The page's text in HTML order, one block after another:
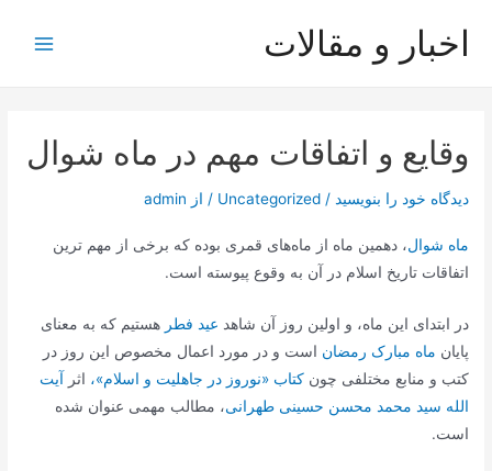
اخبار و مقالات
وقایع و اتفاقات مهم در ماه شوال
دیدگاه‌ خود را بنویسید /
Uncategorized / از admin
ماه شوال، دهمین ماه از ماه‌های قمری بوده که برخی از مهم ترین
اتفاقات تاریخ اسلام در آن به وقوع پیوسته است.
در ابتدای این ماه، و اولین روز آن شاهد عید فطر هستیم که به معنای
پایان ماه مبارک رمضان است و در مورد اعمال مخصوص این روز در
کتب و منابع مختلفی چونکتاب «نوروز در جاهلیت و اسلام»، اثر آیت
الله سید محمد محسن حسینی طهرانی، مطالب مهمی عنوان شده
است.